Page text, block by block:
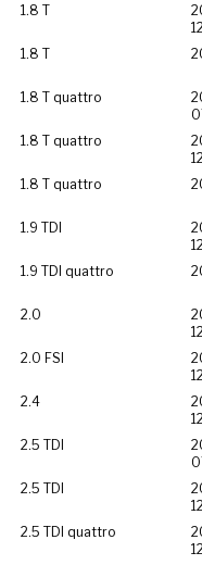
1.8 T
12
1.8 T
1.8 T quattro
1.8 T quattro
12
1.8 T quattro
1.9 TDI
12
1.9 TDI quattro
2.0
12
2.0 FSI
12
2.4
12
2.5 TDI
2.5 TDI
12
2.5 TDI quattro
12